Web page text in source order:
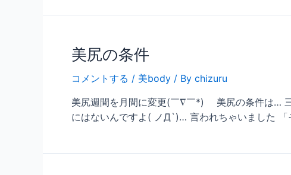
美尻の条件
コメントする / 美body / By chizuru
美尻週間を月間に変更(￣∇￣*)ゞ 美尻の条件は…
にはないんですよ( ノД`)… 言われちゃいました